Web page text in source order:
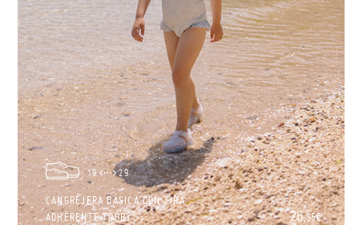
19 29
CANGREJERA BÁSICA CON TIRA
ADHERENTE TOBBY
26,95€